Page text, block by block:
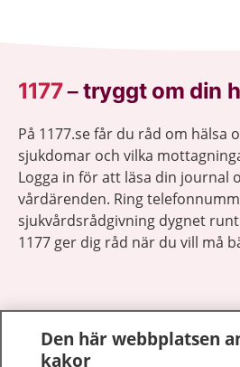
1177–tryggt om din
På 1177.se får du råd om hälsa
sjukdomar och vilka
Logga in för att läsa din journal
vårdärenden. Ring
sjukvårdsrådgivning dygnet
1177 ger dig råd när du vill må
Den här webbplatsen
kakor